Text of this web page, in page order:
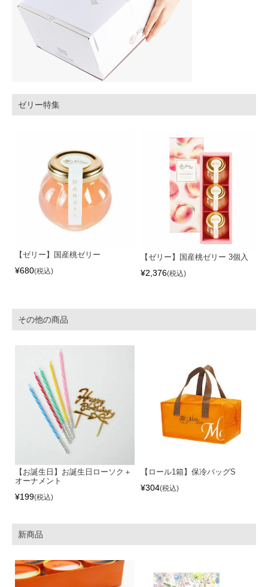
ゼリー特集
【ゼリー】国産桃ゼリー
¥680 税込
【ゼリー】国産桃ゼリー 3個入
¥2,376 税込
その他の商品
【お誕生日】お誕生日ローソク＋
オーナメント
¥199 税込
【ロール1箱】保冷バッグS
¥304 税込
新商品